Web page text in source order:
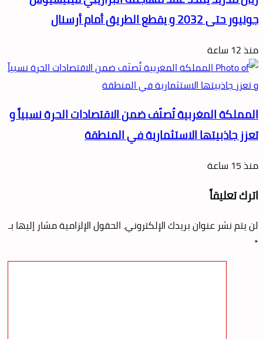
جونيور حتى 2032 و يقطع الطريق أمام أرسنال
منذ 12 ساعة
المملكة المغربية تُصنّف ضمن الاقتصادات الحرة نسبياً و
تعزز جاذبيتها الاستثمارية في المنطقة
منذ 15 ساعة
اترك تعليقاً
لن يتم نشر عنوان بريدك الإلكتروني. الحقول الإلزامية مشار إليها بـ
*